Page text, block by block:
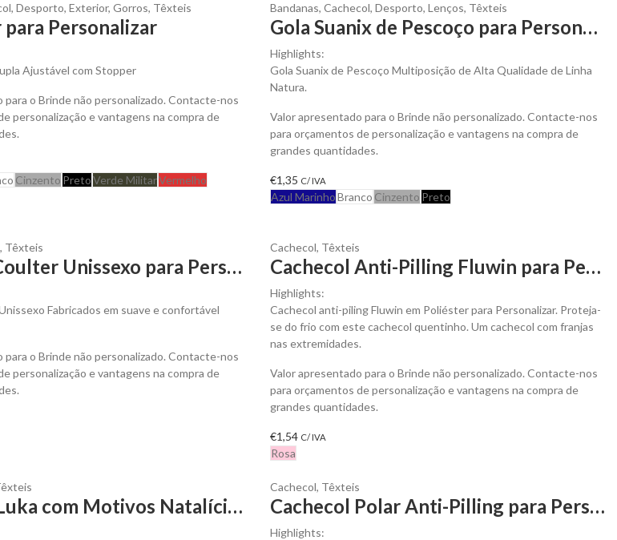
, Desporto, Exterior, Gorros, Têxteis
para Personalizar
Ajustável com Stopper
para o Brinde não personalizado. Contacte-nos
personalização e vantagens na compra de
Cinzento PretoVerde MilitarVermelho
Bandanas, Cachecol, Desporto, Lenços, Têxteis
Gola Suanix de Pescoço para Personalizar
Highlights:
Gola Suanix de Pescoço Multiposição de Alta Qualidade de Linha
Natura.
Valor apresentado para o Brinde não personalizado. Contacte-nos
para orçamentos de personalização e vantagens na compra de
grandes quantidades.
€1,35 C/ IVA
Azul MarinhoBranco Cinzento Preto
, Têxteis
Chinelos Coulter Unissexo para Personalizar
Fabricados em suave e confortável
para o Brinde não personalizado. Contacte-nos
personalização e vantagens na compra de
Cachecol, Têxteis
Cachecol Anti-Pilling Fluwin para Personalizar
Highlights:
Cachecol anti-piling Fluwin em Poliéster para Personalizar. Proteja-
se do frio com este cachecol quentinho. Um cachecol com franjas
nas extremidades.
Valor apresentado para o Brinde não personalizado. Contacte-nos
para orçamentos de personalização e vantagens na compra de
grandes quantidades.
€1,54 C/ IVA
Rosa
Cachecol Luka com Motivos Natalícios para Personalizar
Cachecol, Têxteis
Cachecol Polar Anti-Pilling para Personalizar
Highlights: